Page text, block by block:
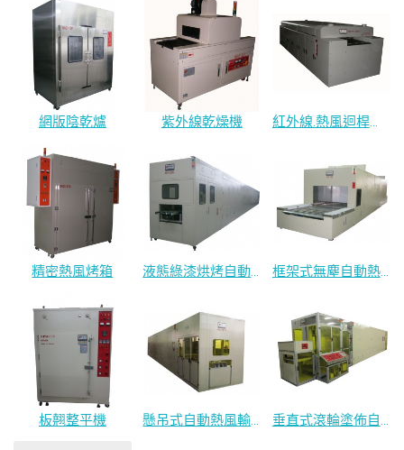
網版陰乾爐 紫外線乾燥機 紅外線.熱風迴桿輸送爐
精密熱風烤箱 框架式無塵自動熱風輸送爐.
板翹整平機 懸吊式自動熱風輸送爐 垂直式滾輪塗佈自動線